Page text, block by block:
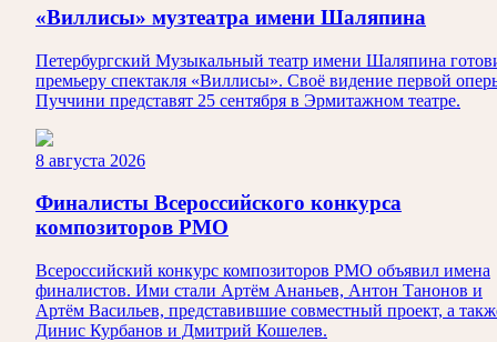
«Виллисы» музтеатра имени Шаляпина
Петербургский Музыкальный театр имени Шаляпина
премьеру спектакля «Виллисы». Своё видение первой
Пуччини представят 25 сентября в Эрмитажном театре.
8 августа 2026
Финалисты Всероссийского конкурса
композиторов РМО
Всероссийский конкурс композиторов РМО объявил имена
финалистов. Ими стали Артём Ананьев, Антон Танонов и
Артём Васильев, представившие совместный проект, а
Динис Курбанов и Дмитрий Кошелев.